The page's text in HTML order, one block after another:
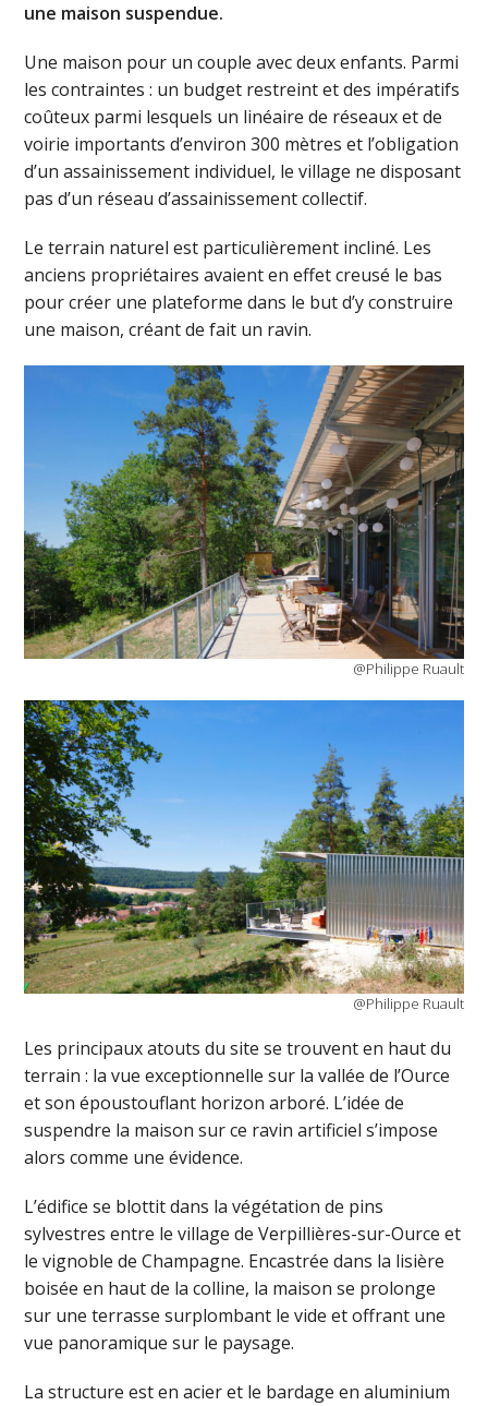
une maison suspendue.
Une maison pour un couple avec deux enfants. Parmi
les contraintes : un budget restreint et des impératifs
coûteux parmi lesquels un linéaire de réseaux et de
voirie importants d’environ 300 mètres et l’obligation
d’un assainissement individuel, le village ne disposant
pas d’un réseau d’assainissement collectif.
Le terrain naturel est particulièrement incliné. Les
anciens propriétaires avaient en effet creusé le bas
pour créer une plateforme dans le but d’y construire
une maison, créant de fait un ravin.
@Philippe Ruault
@Philippe Ruault
Les principaux atouts du site se trouvent en haut du
terrain : la vue exceptionnelle sur la vallée de l’Ource
et son époustouflant horizon arboré. L’idée de
suspendre la maison sur ce ravin artificiel s’impose
alors comme une évidence.
L’édifice se blottit dans la végétation de pins
sylvestres entre le village de Verpillières-sur-Ource et
le vignoble de Champagne. Encastrée dans la lisière
boisée en haut de la colline, la maison se prolonge
sur une terrasse surplombant le vide et offrant une
vue panoramique sur le paysage.
La structure est en acier et le bardage en aluminium